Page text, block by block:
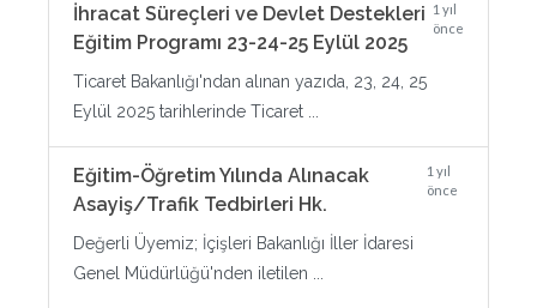
İhracat Süreçleri ve Devlet Destekleri
Eğitim Programı 23-24-25 Eylül 2025
1 yıl
önce
Ticaret Bakanlığı'ndan alınan yazıda, 23, 24, 25
Eylül 2025 tarihlerinde Ticaret ...
Eğitim-Öğretim Yılında Alınacak
Asayiş/Trafik Tedbirleri Hk.
1 yıl
önce
Değerli Üyemiz; İçişleri Bakanlığı İller İdaresi
Genel Müdürlüğü'nden iletilen ...